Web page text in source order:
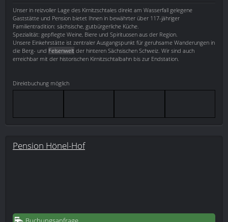
Unser in reizvoller Lage des Kirnitzschtales direkt am Wasserfall gelegene
Gaststätte und Pension bietet Ihnen in bewährter über 117-jähriger
Familientradition: sächsische, gutbürgerliche Küche.
Spezialität: gepflegte Weine, Biere und Spirituosen aus der Region.
Unsere Einkehrstätte ist zentraler Ausgangspunkt für geruhsame Wanderungen in
die Berg- und Felsenwelt der hinteren Sächsischen Schweiz. Wir sind auch
erreichbar mit der historischen Kirnitzschtalbahn bis zur Endstation.
Direktbuchung möglich
Pension Hönel-Hof